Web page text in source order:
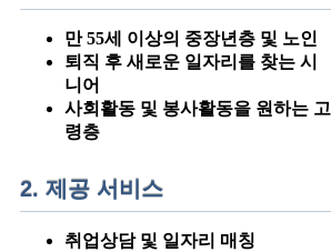
만 55세 이상의 중장년층 및 노인
퇴직 후 새로운 일자리를 찾는 시
니어
사회활동 및 봉사활동을 원하는 고
령층
2. 제공 서비스
취업상담 및 일자리 매칭